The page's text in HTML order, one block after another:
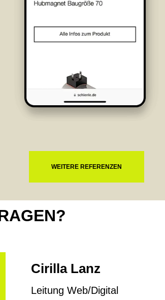
WEITERE REFERENZEN
Cirilla Lanz
Leitung Web/Digital